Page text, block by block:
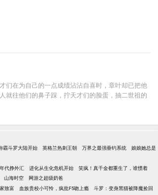
们在为自己的一点成绩沾沾自喜时，章叶却已把他
就往他们的鼻子踩，拧天才们的脸蛋，抽二世祖的
霸斗罗大陆开始 英格兰热刺王朝 万界之最强垂钓系统
娘娘她总是
代挣外汇 进化从生化危机开始
笑疯！真千金都重生了，谁惯着
山海时空 网游之超级奶爸
致富 血族贵校小可怜，疯批F5吻上瘾
斗罗：变身黑猫被降魔捡回